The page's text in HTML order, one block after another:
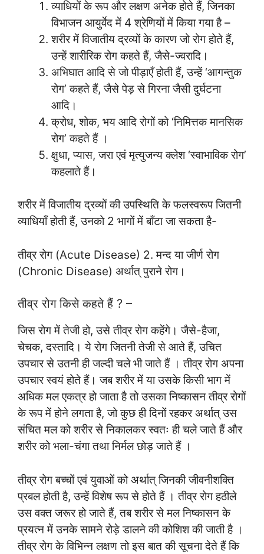
व्याधियों के रूप और लक्षण अनेक होते हैं, जिनका
विभाजन आयुर्वेद में 4 श्रेणियों में किया गया है –
शरीर में विजातीय द्रव्यों के कारण जो रोग होते हैं,
उन्हें शारीरिक रोग कहते हैं, जैसे-ज्वरादि।
अभिघात आदि से जो पीड़ाएँ होती हैं, उन्हें ‘आगन्तुक
रोग’ कहते हैं, जैसे पेड़ से गिरना जैसी दुर्घटना
आदि।
क्रोध, शोक, भय आदि रोगों को ‘निमित्तक मानसिक
रोग’ कहते हैं ।
क्षुधा, प्यास, जरा एवं मृत्युजन्य क्लेश ‘स्वाभाविक रोग’
कहलाते हैं।
शरीर में विजातीय द्रव्यों की उपस्थिति के फलस्वरूप जितनी
व्याधियाँ होती हैं, उनको 2 भागों में बाँटा जा सकता है-
तीव्र रोग (Acute Disease) 2. मन्द या जीर्ण रोग
(Chronic Disease) अर्थात् पुराने रोग।
तीव्र रोग किसे कहते हैं ? –
जिस रोग में तेजी हो, उसे तीव्र रोग कहेंगे। जैसे-हैजा,
चेचक, दस्तादि। ये रोग जितनी तेजी से आते हैं, उचित
उपचार से उतनी ही जल्दी चले भी जाते हैं । तीव्र रोग अपना
उपचार स्वयं होते हैं। जब शरीर में या उसके किसी भाग में
अधिक मल एकत्र हो जाता है तो उसका निष्कासन तीव्र रोगों
के रूप में होने लगता है, जो कुछ ही दिनों रहकर अर्थात् उस
संचित मल को शरीर से निकालकर स्वतः ही चले जाते हैं और
शरीर को भला-चंगा तथा निर्मल छोड़ जाते हैं ।
तीव्र रोग बच्चों एवं युवाओं को अर्थात् जिनकी जीवनीशक्ति
प्रबल होती है, उन्हें विशेष रूप से होते हैं । तीव्र रोग हठीले
उस वक्त जरूर हो जाते हैं, तब शरीर से मल निष्कासन के
प्रयत्न में उनके सामने रोड़े डालने की कोशिश की जाती है ।
तीव्र रोग के विभिन्न लक्षण तो इस बात की सूचना देते हैं कि